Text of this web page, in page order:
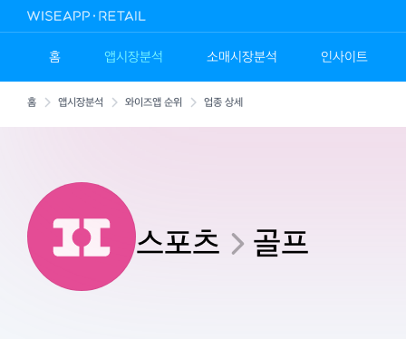
홈 앱시장분석 소매시장분석 인사이트
홈 앱시장분석 와이즈앱 순위 업종 상세
스포츠 골프